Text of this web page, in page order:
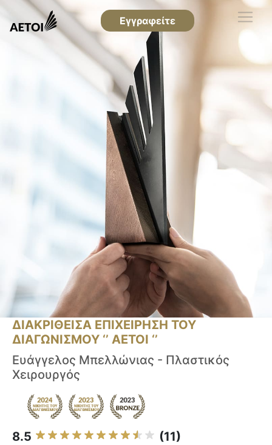
Εγγραφείτε
ΔΙΑΚΡΙΘΕΙΣΑ ΕΠΙΧΕΙΡΗΣΗ ΤΟΥ
ΔΙΑΓΩΝΙΣΜΟΥ ‘’ ΑΕΤΟΙ ‘’
Eυάγγελος Μπελλώνιας - Πλαστικός
Χειρουργός
8.5 (11)